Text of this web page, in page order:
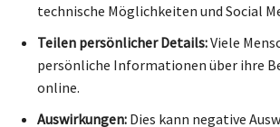
technische Möglichkeiten und Social
Teilen persönlicher Details:Viele
persönliche Informationen über ihre
online.
Auswirkungen: Dies kann negative